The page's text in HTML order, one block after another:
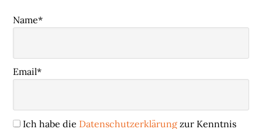
Name*
Email*
Ich habe die Datenschutzerklärung zur Kenntnis